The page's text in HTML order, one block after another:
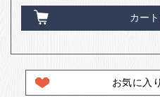
カー
お気に入